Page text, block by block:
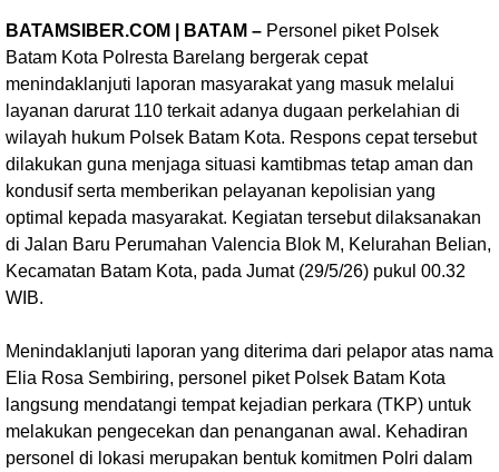
BATAMSIBER.COM | BATAM – Personel piket Polsek
Batam Kota Polresta Barelang bergerak cepat
menindaklanjuti laporan masyarakat yang masuk melalui
layanan darurat 110 terkait adanya dugaan perkelahian di
wilayah hukum Polsek Batam Kota. Respons cepat tersebut
dilakukan guna menjaga situasi kamtibmas tetap aman dan
kondusif serta memberikan pelayanan kepolisian yang
optimal kepada masyarakat. Kegiatan tersebut dilaksanakan
di Jalan Baru Perumahan Valencia Blok M, Kelurahan Belian,
Kecamatan Batam Kota, pada Jumat (29/5/26) pukul 00.32
WIB.
Menindaklanjuti laporan yang diterima dari pelapor atas nama
Elia Rosa Sembiring, personel piket Polsek Batam Kota
langsung mendatangi tempat kejadian perkara (TKP) untuk
melakukan pengecekan dan penanganan awal. Kehadiran
personel di lokasi merupakan bentuk komitmen Polri dalam